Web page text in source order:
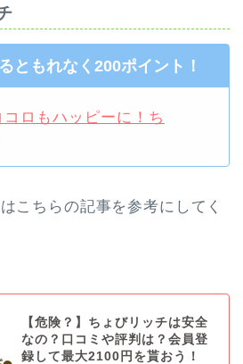
ともれなく200ポイント！
こちらの記事を参考にしてく
【危険？】ちょびリッチは安全
なの？口コミや評判は？会員登
録して最大2100円を貰おう！